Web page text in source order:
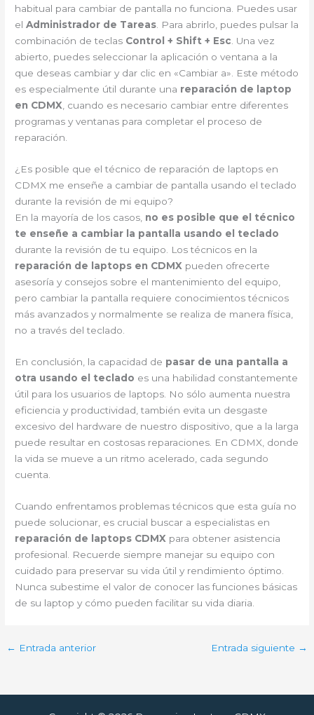
habitual para cambiar de pantalla no funciona. Puedes usar
elAdministrador de Tareas. Para abrirlo, puedes pulsar la
combinación de teclas Control + Shift + Esc. Una vez
abierto, puedes seleccionar la aplicación o ventana a la
que deseas cambiar y dar clic en «Cambiar a». Este método
es especialmente útil durante una reparación de laptop
en CDMX, cuando es necesario cambiar entre diferentes
programas y ventanas para completar el proceso de
reparación.
¿Es posible que el técnico de reparación de laptops en
CDMX me enseñe a cambiar de pantalla usando el teclado
durante la revisión de mi equipo?
En la mayoría de los casos, no es posible que el técnico
te enseñe a cambiar la pantalla usando el teclado
durante la revisión de tu equipo. Los técnicos en la
reparación de laptops en CDMX pueden ofrecerte
asesoría y consejos sobre el mantenimiento del equipo,
pero cambiar la pantalla requiere conocimientos técnicos
más avanzados y normalmente se realiza de manera física,
no a través del teclado.
En conclusión, la capacidad de pasar de una pantalla a
otra usando el teclado es una habilidad constantemente
útil para los usuarios de laptops. No sólo aumenta nuestra
eficiencia y productividad, también evita un desgaste
excesivo del hardware de nuestro dispositivo, que a la larga
puede resultar en costosas reparaciones. En CDMX, donde
la vida se mueve a un ritmo acelerado, cada segundo
cuenta.
Cuando enfrentamos problemas técnicos que esta guía no
puede solucionar, es crucial buscar a especialistas en
reparación de laptops CDMX para obtener asistencia
profesional. Recuerde siempre manejar su equipo con
cuidado para preservar su vida útil y rendimiento óptimo.
Nunca subestime el valor de conocer las funciones básicas
de su laptop y cómo pueden facilitar su vida diaria.
← Entrada anterior Entrada siguiente →